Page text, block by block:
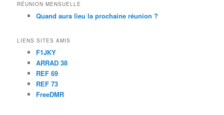
RÉUNION MENSUELLE
Quand aura lieu la prochaine réunion ?
LIENS SITES AMIS
F1JKY
ARRAD 38
REF 69
REF 73
FreeDMR